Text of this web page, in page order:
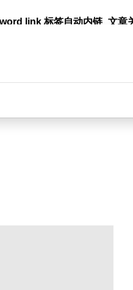
link 标签自动内链_文